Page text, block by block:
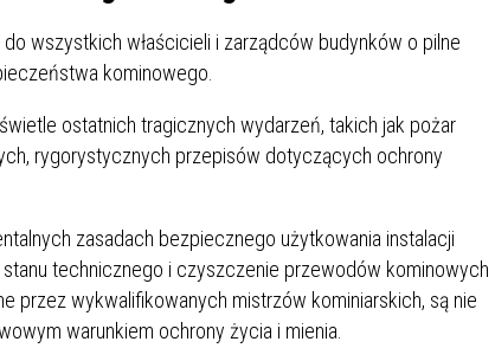
PROGRAM WSPARCIA
3+ GÓRĄ!"
BĘDZIŃSKA KARTA SENIORA
W RAMACH
PARK
REJESTR DANYCH
KONTAKTOWYCH (RDK)
DLA WYRÓŻNIAJĄCYCH SIĘ
UCZNIÓW
PLACÓWEK
KSZTAŁCENIA
MŁODOCIANYCH
CHOPINA
BUDŻETU PAŃSTWA
KASA
POŻYCZKOWA
OŚWIATY
DOFINANSOWANIE
SZKÓŁ” Z WOJEWÓDZKIEGO
FUNDUSZU OCHRONY
wszystkich właścicieli i zarządców budynków o pilne
kominowego.
ostatnich tragicznych wydarzeń, takich jak pożar
rygorystycznych przepisów dotyczących ochrony
zasadach bezpiecznego użytkowania instalacji
technicznego i czyszczenie przewodów kominowych
przez wykwalifikowanych mistrzów kominiarskich, są nie
warunkiem ochrony życia i mienia.